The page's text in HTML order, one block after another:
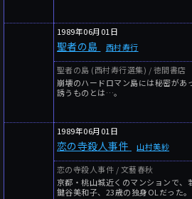
1989年06月01日
聖者の島 西村寿行
聖者の島 (西村寿行選集) / 徳間書店
崩壊のハードロマン島には秘密があ
誘うものとは…。
1989年06月01日
恋の寺殺人事件 山村美紗
恋の寺殺人事件 / 文藝春秋
京都・桃山城近くのマンションで、
鍵谷美和子、23歳の独身OLだった。